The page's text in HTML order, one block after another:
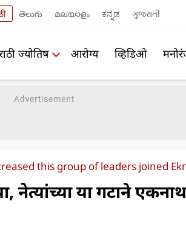
తెలుగు മലയാളം ಕನ್ನಡ ગુજરાતી
ज्योतिष आरोग्य व्हिडिओ
this group of leaders joined
नेत्यांच्या या गटाने एकनाथ